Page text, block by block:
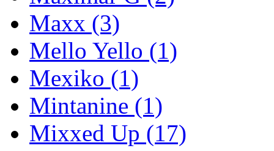
Maxx (3)
Mello Yello (1)
Mexiko (1)
Mintanine (1)
Mixxed Up (17)